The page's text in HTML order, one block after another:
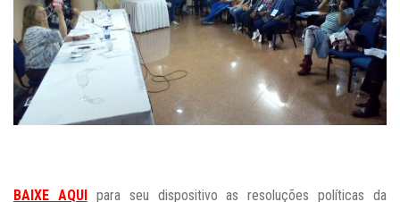
BAIXE AQUI
para seu dispositivo as resoluções políticas da